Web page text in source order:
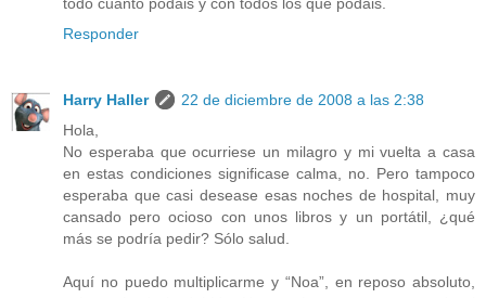
Responder
Harry Haller
22 de diciembre de 2008 a las 2:38
Hola,
No esperaba que ocurriese un milagro y mi vuelta a casa
en estas condiciones significase calma, no. Pero tampoco
esperaba que casi desease esas noches de hospital, muy
cansado pero ocioso con unos libros y un portátil, ¿qué
más se podría pedir? Sólo salud.
Aquí no puedo multiplicarme y “Noa”, en reposo absoluto,